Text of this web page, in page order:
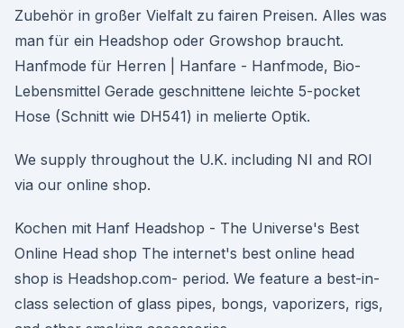
Zubehör in großer Vielfalt zu fairen Preisen. Alles was
man für ein Headshop oder Growshop braucht.
Hanfmode für Herren | Hanfare - Hanfmode, Bio-
Lebensmittel Gerade geschnittene leichte 5-pocket
Hose (Schnitt wie DH541) in melierte Optik.
We supply throughout the U.K. including NI and ROI
via our online shop.
Kochen mit Hanf Headshop - The Universe's Best
Online Head shop The internet's best online head
shop is Headshop.com- period. We feature a best-in-
class selection of glass pipes, bongs, vaporizers, rigs,